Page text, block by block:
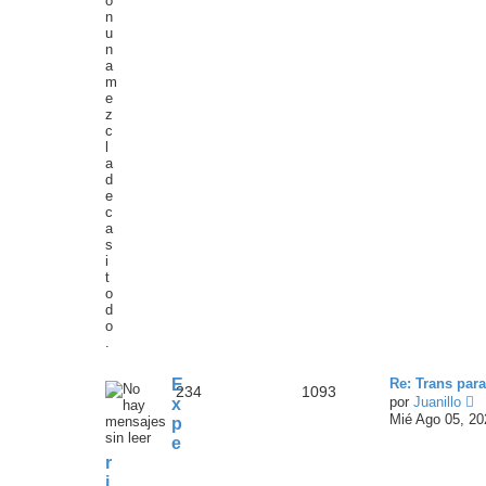
n
u
n
a
m
e
z
c
a
d
e
c
a
s
i
t
o
d
o
.
E
x
p
e
r
i
234 1093
Re: Trans
por Juanillo
e
Mié Ago 05,